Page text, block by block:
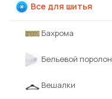
Все для шитья
Бахрома
Бельевой поролон
Вешалки